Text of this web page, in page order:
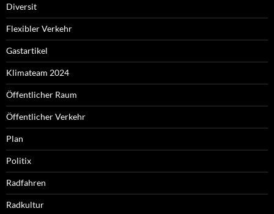
Diversit
Flexibler Verkehr
Gastartikel
Klimateam 2024
Öffentlicher Raum
Öffentlicher Verkehr
Plan
Politix
Radfahren
Radkultur